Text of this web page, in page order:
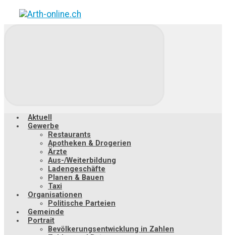
Zum
Hauptinhalt
Aktuell
Gewerbe
Restaurants
Apotheken & Drogerien
Ärzte
Aus-/Weiterbildung
Ladengeschäfte
Planen & Bauen
Taxi
Organisationen
Politische Parteien
Gemeinde
Portrait
Bevölkerungsentwicklung in Zahlen